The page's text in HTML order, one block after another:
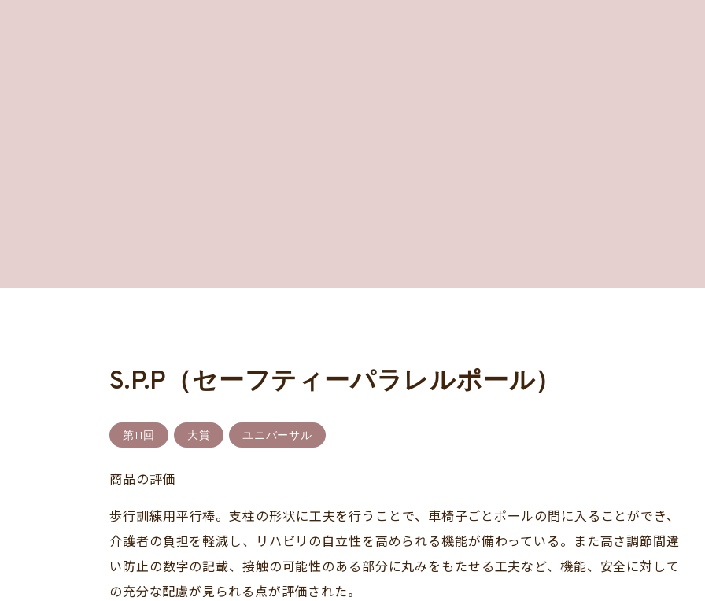
S.P.P（セーフティーパラレルポール）
第11回 大賞 ユニバーサル
商品の評価
歩行訓練用平行棒。支柱の形状に工夫を行うことで、車椅子ごとポールの間に入ることができ、
介護者の負担を軽減し、リハビリの自立性を高められる機能が備わっている。また高さ調節間違
い防止の数字の記載、接触の可能性のある部分に丸みをもたせる工夫など、機能、安全に対して
の充分な配慮が見られる点が評価された。